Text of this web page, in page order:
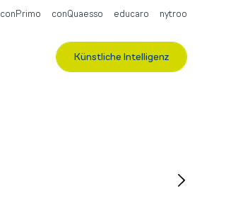
search
conPrimo conQuaesso educaro nytroo
for Über contec
Künstliche Intelligenz